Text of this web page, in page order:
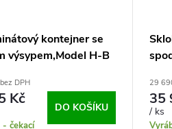
kontejner se
výsypem,Model H-B
DPH
Kč
čekací
DO KOŠÍKU
29
35
/ ks